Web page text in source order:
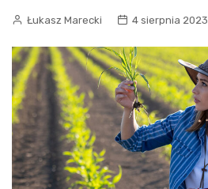
Łukasz Marecki 4 sierpnia 2023